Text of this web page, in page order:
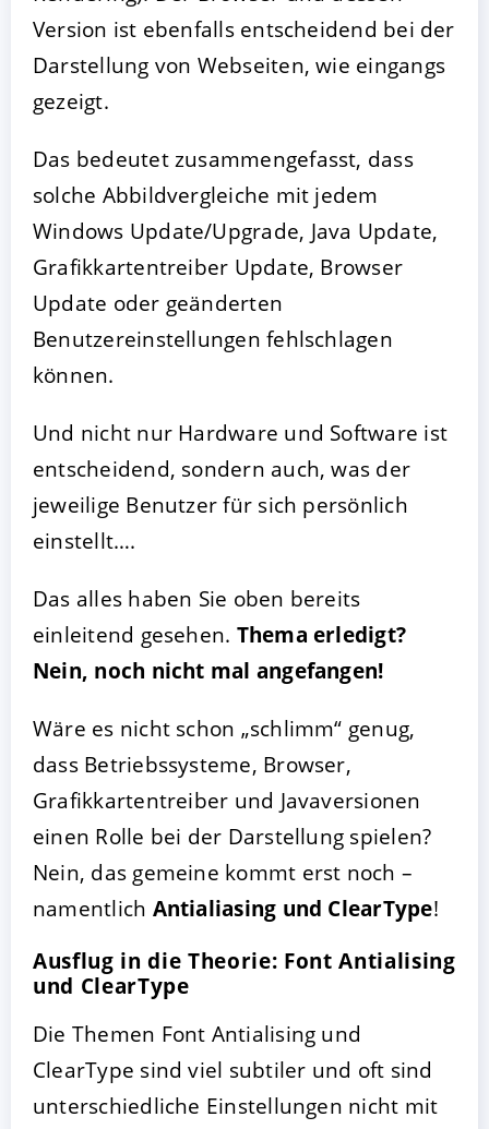
Version ist ebenfalls entscheidend bei der
Darstellung von Webseiten, wie eingangs
gezeigt.
Das bedeutet zusammengefasst, dass
solche Abbildvergleiche mit jedem
Windows Update/Upgrade, Java Update,
Grafikkartentreiber Update, Browser
Update oder geänderten
Benutzereinstellungen fehlschlagen
können.
Und nicht nur Hardware und Software ist
entscheidend, sondern auch, was der
jeweilige Benutzer für sich persönlich
einstellt….
Das alles haben Sie oben bereits
einleitend gesehen. Thema erledigt?
Nein, noch nicht mal angefangen!
Wäre es nicht schon „schlimm“ genug,
dass Betriebssysteme, Browser,
Grafikkartentreiber und Javaversionen
einen Rolle bei der Darstellung spielen?
Nein, das gemeine kommt erst noch –
namentlich Antialiasing und ClearType!
Ausflug in die Theorie: Font Antialising
und ClearType
Die Themen Font Antialising und
ClearType sind viel subtiler und oft sind
unterschiedliche Einstellungen nicht mit